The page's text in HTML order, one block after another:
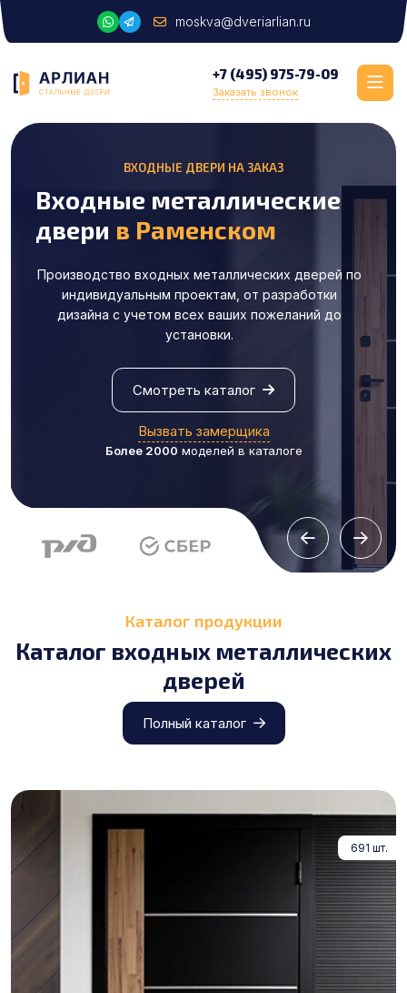
moskva@dveriarlian.ru
+7 (495) 975-79-09
Заказать звонок
ВХОДНЫЕ ДВЕРИ НА ЗАКАЗ
Входные металлические
двери в Раменском
Производство входных металлических дверей по
индивидуальным проектам, от разработки
дизайна с учетом всех ваших пожеланий до
установки.
Смотреть каталог
Вызвать замерщика
Более 2000 моделей в каталоге
Каталог продукции
Каталог входных металлических
дверей
Полный каталог
691 шт.